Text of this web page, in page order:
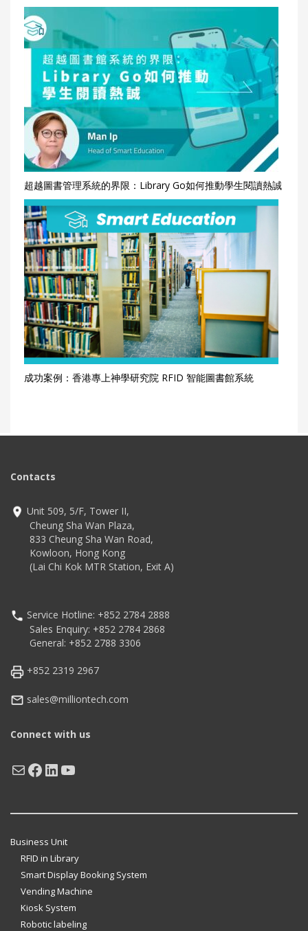
超越圖書管理系統的界限：Library Go如何推動學生閱讀熱誠
成功案例：香港專上神學研究院 RFID 智能圖書館系統
Contacts
Unit 509, 5/F, Tower II,
Cheung Sha Wan Plaza,
833 Cheung Sha Wan Road,
Kowloon, Hong Kong
(Lai Chi Kok MTR Station, Exit A)
Service Hotline: +852 2784 2888
Sales Enquiry: +852 2784 2868
General: +852 2788 3306
+852 2319 2967
sales@milliontech.com
Connect with us
MailFacebook
LinkedIn
YouTube
Business Unit
RFID in Library
Smart Display Booking System
Vending Machine
Kiosk System
Robotic labeling